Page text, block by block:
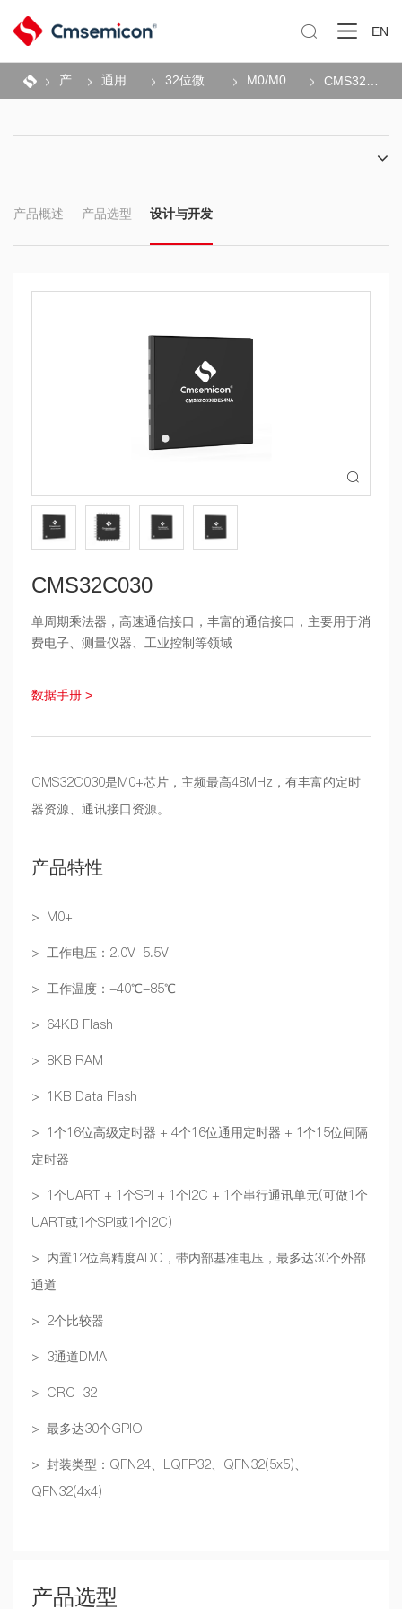
 EN
产品
产品概述 产品选型 设计与开发
CMS32C030
单周期乘法器，高速通信接口，丰富的通信接口，主要用于消
费电子、测量仪器、工业控制等领域
数据手册 >

CMS32C030是M0+芯片，主频最高48MHz，有丰富的定时
器资源、通讯接口资源。
产品特性
> M0+
> 工作电压：2.0V-5.5V
> 工作温度：-40℃-85℃
> 64KB Flash
> 8KB RAM
> 1KB Data Flash
> 1个16位高级定时器 + 4个16位通用定时器 + 1个15位间隔
定时器
> 1个UART + 1个SPI + 1个I2C + 1个串行通讯单元(可做1个
UART或1个SPI或1个I2C)
> 内置12位高精度ADC，带内部基准电压，最多达30个外部
通道
> 2个比较器
> 3通道DMA
> CRC-32
> 最多达30个GPIO
> 封装类型：QFN24、LQFP32、QFN32(5x5)、
QFN32(4x4)
产品选型